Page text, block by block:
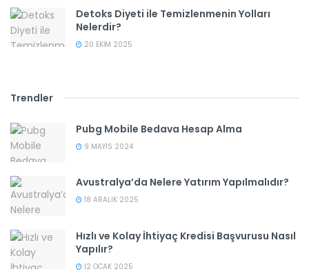
Detoks Diyeti ile Temizlenmenin Yolları
Nelerdir?
20 EKIM 2025
Trendler
Pubg Mobile Bedava Hesap Alma
9 MAYIS 2024
Avustralya’da Nelere Yatırım Yapılmalıdır?
18 ARALIK 2025
Hızlı ve Kolay İhtiyaç Kredisi Başvurusu Nasıl
Yapılır?
12 OCAK 2025